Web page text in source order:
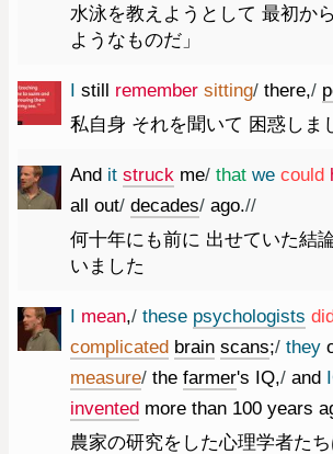
水泳を教えようとして 最初か
ようなものだ」
I still remember sitting/ there,/
私自身 それを聞いて 困惑しま
And it struck me/ that we could
all out/ decades/ ago.//
何十年にも前に 出せていた結
いました
I mean,/ these psychologists
complicated brain scans;/ they
measure/ the farmer's IQ,/ and
invented more than 100 years
農家の研究をした心理学者た